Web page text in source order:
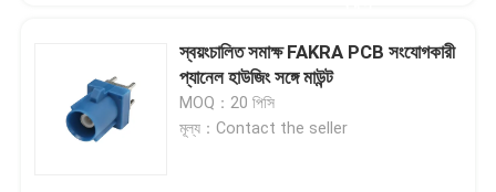
স্বয়ংচালিত সমাক্ষ FAKRA PCB সংযোগকারী
প্যানেল হাউজিং সঙ্গে মাউন্ট
MOQ：20 পিসি
মূল্য：Contact the seller